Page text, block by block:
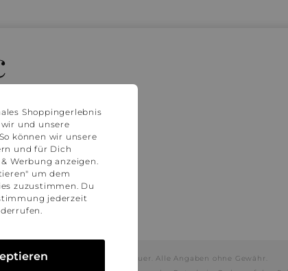
gesetzlichen Mehrwertsteuer. Alle Angaben ohne Gewähr.
Shoppingerlebnis
und unsere
können wir unsere
und für Dich
Werbung anzeigen.
um dem
zuzustimmen. Du
jederzeit